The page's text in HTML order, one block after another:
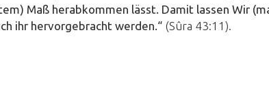
Maß herabkommen lässt. Damit lassen Wir
ihr hervorgebracht werden.“ (Sûra 43:11).